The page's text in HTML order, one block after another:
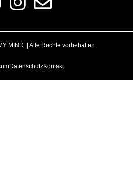
MIND || Alle Rechte vorbehalten
DatenschutzKontakt